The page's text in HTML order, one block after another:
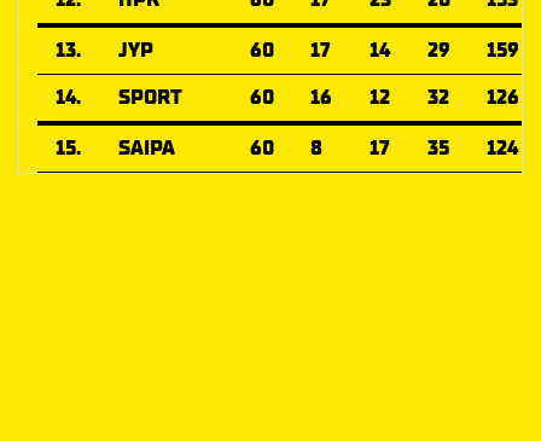
13.
JYP 60 17 14 29
159
14.
SPORT 60 16 12 32
126
15.
SAIPA 60 8 17 35 124